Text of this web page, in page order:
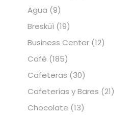
Agua (9)
Bresküì (19)
Business Center (12)
Café (185)
Cafeteras (30)
Cafeterías y Bares (21)
Chocolate (13)